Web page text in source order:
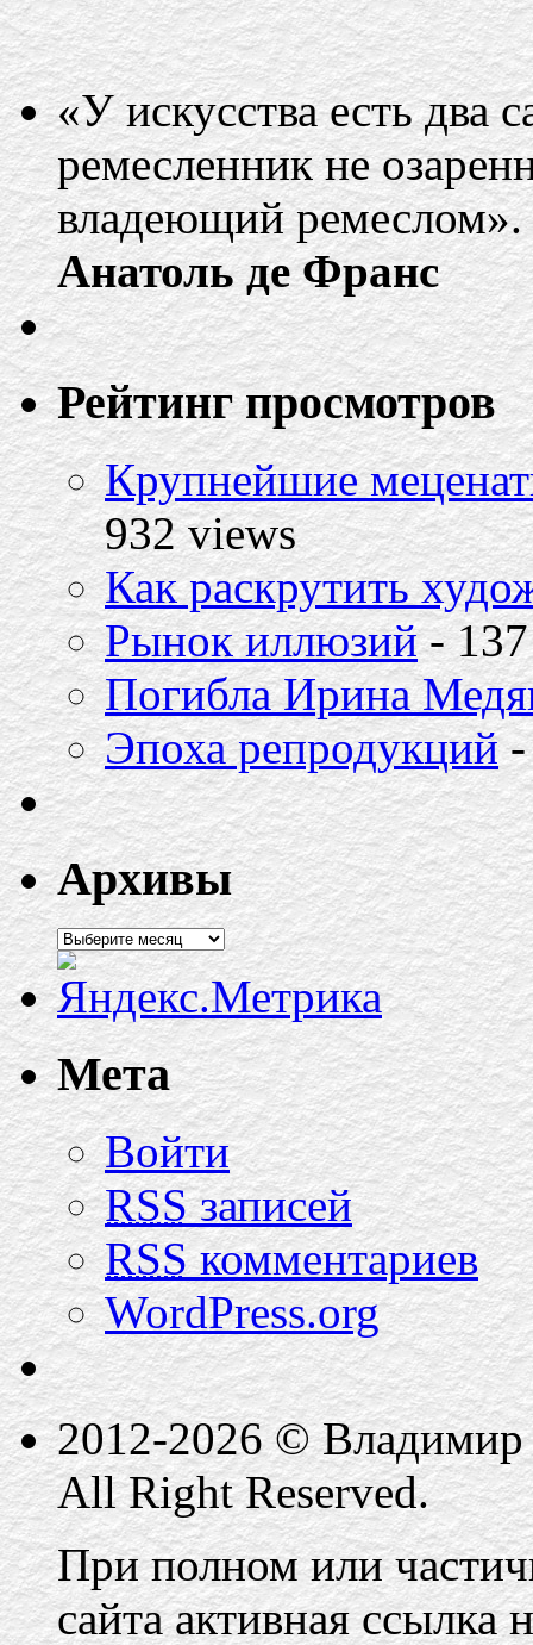
«У искусства есть два
ремесленник не
владеющий ремеслом».
Анатоль де Франс
Рейтинг просмотров
Крупнейшие
932 views
Как раскрутить
Рынок иллюзий- 137
Погибла Ирина
Эпоха репродукций-
Архивы
Мета
Войти
RSSзаписей
RSSкомментариев
WordPress.org
2012-2026 ©
All Right Reserved.
При полном или
сайта активная ссылка